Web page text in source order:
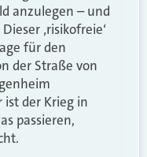
anzulegen – und
‚risikofreie‘
für den
der Straße von
ist der Krieg in
passieren,